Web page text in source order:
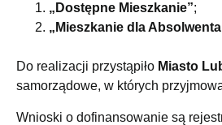
„Dostępne Mieszkanie”;
„Mieszkanie dla
Do realizacji przystąpiło Miasto
samorządowe, w których
Wnioski o dofinansowanie są